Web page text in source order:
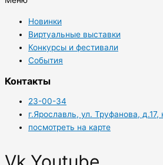
Новинки
Виртуальные выставки
Конкурсы и фестивали
События
Контакты
23-00-34
г.Ярославль, ул. Труфанова, д.17,
посмотреть на карте